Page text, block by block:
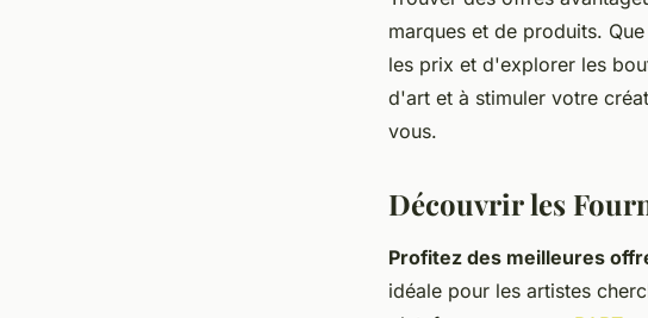
marques et de produits.
les prix et d'explorer les
d'art et à stimuler votre
vous.
Découvrir les
Profitez des meilleures
idéale pour les artistes